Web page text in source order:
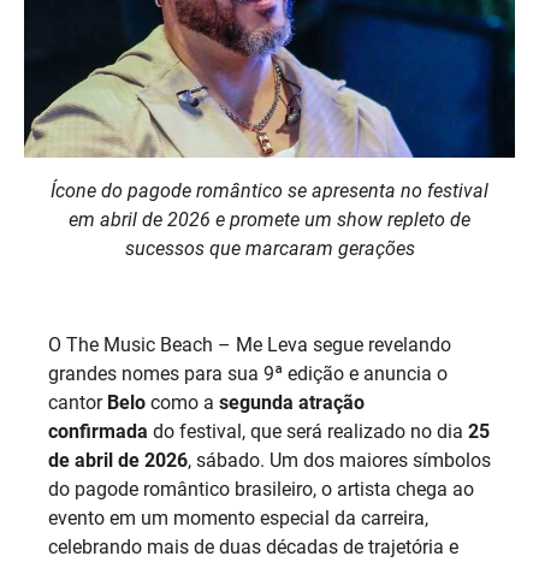
Ícone do pagode romântico se apresenta no festival
em abril de 2026 e promete um show repleto de
sucessos que marcaram gerações
O The Music Beach – Me Leva segue revelando
grandes nomes para sua 9ª edição e anuncia o
cantor Belo como a segunda atração
confirmada do festival, que será realizado no dia 25
de abril de 2026, sábado. Um dos maiores símbolos
do pagode romântico brasileiro, o artista chega ao
evento em um momento especial da carreira,
celebrando mais de duas décadas de trajetória e